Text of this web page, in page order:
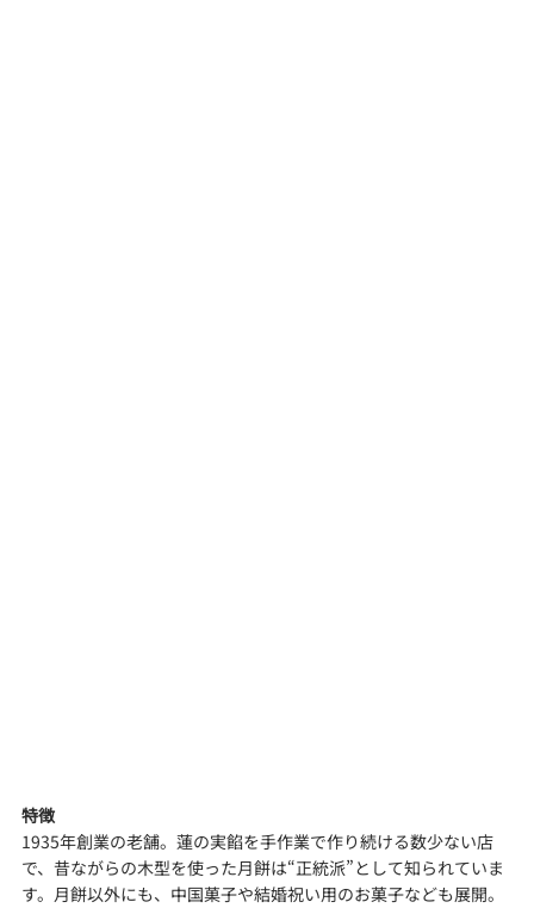
特徴
1935年創業の老舗。蓮の実餡を手作業で作り続ける数少ない店
で、昔ながらの木型を使った月餅は“正統派”として知られていま
す。月餅以外にも、中国菓子や結婚祝い用のお菓子なども展開。